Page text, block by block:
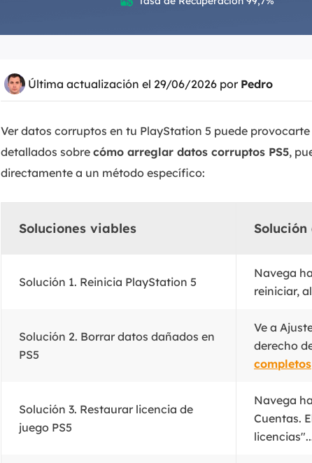
Exchange Recovery
Partition Recovery
Recuperar particiones eliminadas o
Email Recovery
Recuperar correo electrónico de
MS SQL Recovery
Última actualización el 29/06/2026 por Pedro
Ver datos corruptos en tu PlayStation 5 puede
detallados sobre cómo arreglar datos corruptos PS5,
directamente a un método específico:
Soluciones viables
Solución 1. Reinicia PlayStation 5
Navega
reiniciar,
Solución 2. Borrar datos dañados en
PS5
Ve a
derecho
completos
Solución 3. Restaurar licencia de
juego PS5
Navega
Cuentas.